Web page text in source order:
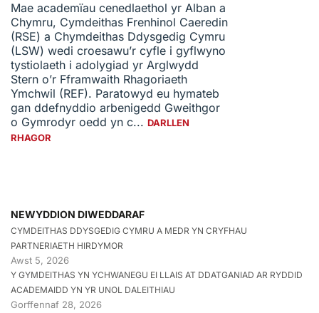
Mae academïau cenedlaethol yr Alban a
Chymru, Cymdeithas Frenhinol Caeredin
(RSE) a Chymdeithas Ddysgedig Cymru
(LSW) wedi croesawu’r cyfle i gyflwyno
tystiolaeth i adolygiad yr Arglwydd
Stern o’r Fframwaith Rhagoriaeth
Ymchwil (REF). Paratowyd eu hymateb
gan ddefnyddio arbenigedd Gweithgor
o Gymrodyr oedd yn c... DARLLEN
RHAGOR
NEWYDDION DIWEDDARAF
CYMDEITHAS DDYSGEDIG CYMRU A MEDR YN CRYFHAU
PARTNERIAETH HIRDYMOR
Awst 5, 2026
Y GYMDEITHAS YN YCHWANEGU EI LLAIS AT DDATGANIAD AR RYDDID
ACADEMAIDD YN YR UNOL DALEITHIAU
Gorffennaf 28, 2026